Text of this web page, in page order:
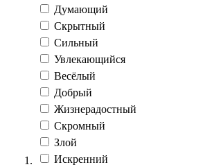
1.
Думающий
Скрытный
Сильный
Увлекающийся
Весёлый
Добрый
Жизнерадостный
Скромный
Злой
Искренний